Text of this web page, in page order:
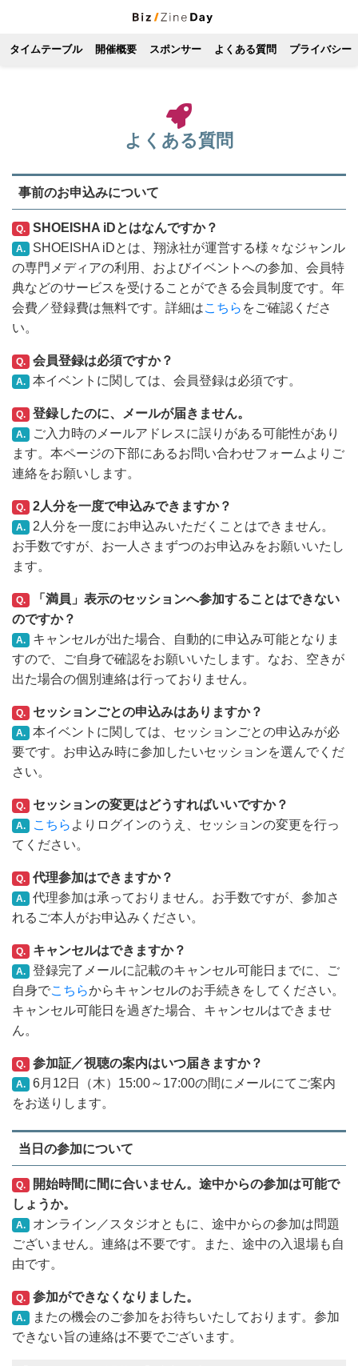
タイムテーブル 開催概要 スポンサー よくある質問 プライバシー
よくある質問
事前のお申込みについて
Q. SHOEISHA iDとはなんですか？
A. SHOEISHA iDとは、翔泳社が運営する様々なジャンル
の専門メディアの利用、およびイベントへの参加、会員特
典などのサービスを受けることができる会員制度です。年
会費／登録費は無料です。詳細はこちら をご確認くださ
い。
Q. 会員登録は必須ですか？
A. 本イベントに関しては、会員登録は必須です。
Q. 登録したのに、メールが届きません。
A. ご入力時のメールアドレスに誤りがある可能性があり
ます。本ページの下部にあるお問い合わせフォームよりご
連絡をお願いします。
Q. 2人分を一度で申込みできますか？
A. 2人分を一度にお申込みいただくことはできません。
お手数ですが、お一人さまずつのお申込みをお願いいたし
ます。
Q. 「満員」表示のセッションへ参加することはできない
のですか？
A. キャンセルが出た場合、自動的に申込み可能となりま
すので、ご自身で確認をお願いいたします。なお、空きが
出た場合の個別連絡は行っておりません。
Q. セッションごとの申込みはありますか？
A. 本イベントに関しては、セッションごとの申込みが必
要です。お申込み時に参加したいセッションを選んでくだ
さい。
Q. セッションの変更はどうすればいいですか？
A. こちら よりログインのうえ、セッションの変更を行っ
てください。
Q. 代理参加はできますか？
A. 代理参加は承っておりません。お手数ですが、参加さ
れるご本人がお申込みください。
Q. キャンセルはできますか？
A. 登録完了メールに記載のキャンセル可能日までに、ご
自身でこちらからキャンセルのお手続きをしてください。
キャンセル可能日を過ぎた場合、キャンセルはできませ
ん。
Q. 参加証／視聴の案内はいつ届きますか？
A. 6月12日（木）15:00～17:00の間にメールにてご案内
をお送りします。
当日の参加について
Q.
開始時間に間に合いません。途中からの参加は可能で
しょうか。
A. オンライン／スタジオともに、途中からの参加は問題
ございません。連絡は不要です。また、途中の入退場も自
由です。
Q. 参加ができなくなりました。
A. またの機会のご参加をお待ちいたしております。参加
できない旨の連絡は不要でございます。